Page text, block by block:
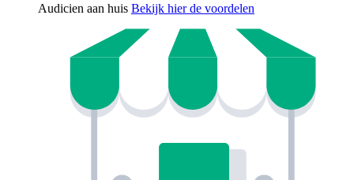
Audicien aan huis Bekijk hier de voordelen